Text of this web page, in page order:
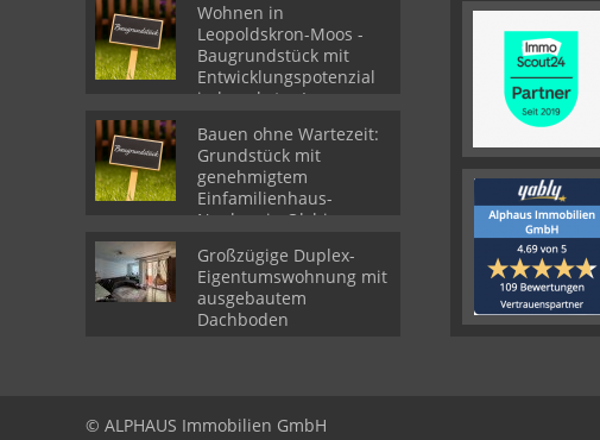
Wohnen in
Leopoldskron-Moos -
Baugrundstück mit
Entwicklungspotenzial
in begehrter Lage
Bauen ohne Wartezeit:
Grundstück mit
genehmigtem
Einfamilienhaus-
Neubau in Olching
Großzügige Duplex-
Eigentumswohnung mit
ausgebautem
Dachboden
© ALPHAUS Immobilien GmbH